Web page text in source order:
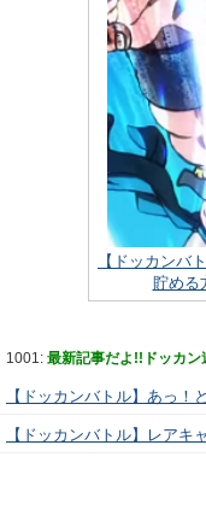
【ドッカンバ
貯める
1001: 最新記事だよ!!ドッカン
【ドッカンバトル】あっ
【ドッカンバトル】レア